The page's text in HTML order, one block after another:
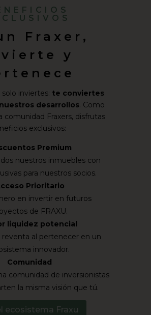
Fraxer,
y
solo inviertes: te conviertes
desarrollos. Como
comunidad Fraxers, disfrutas
exclusivos:
Premium
nuestros inmuebles con
para nuestros socios.
Prioritario
en invertir en futuros
de FRAXU.
liquidez potencial
reventa al pertenecer en un
innovador.
Comunidad
comunidad de inversionistas
la misma visión que tú.
ecosistema Fraxu